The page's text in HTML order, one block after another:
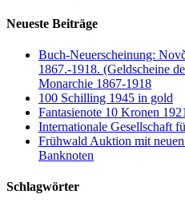
Neueste Beiträge
Buch-Neuerscheinung:
1867.-1918. (Geldscheine
Monarchie 1867-1918
100 Schilling 1945 in gold
Fantasienote 10 Kronen
Internationale Gesellschaft
Frühwald Auktion mit
Banknoten
Schlagwörter